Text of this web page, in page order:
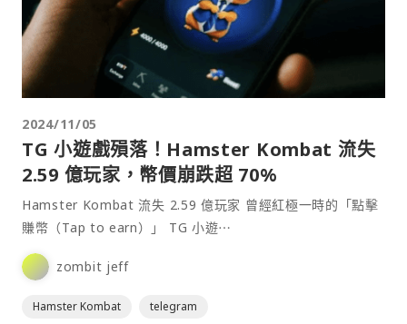
2024/11/05
TG 小遊戲殞落！Hamster Kombat 流失
2.59 億玩家，幣價崩跌超 70%
Hamster Kombat 流失 2.59 億玩家 曾經紅極一時的「點擊
賺幣（Tap to earn）」 TG 小遊⋯
zombit jeff
Hamster Kombat telegram